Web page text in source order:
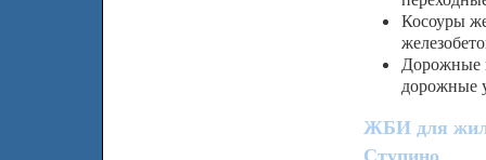
Косоуры
Дорожные
дорожные
ЖБИ для